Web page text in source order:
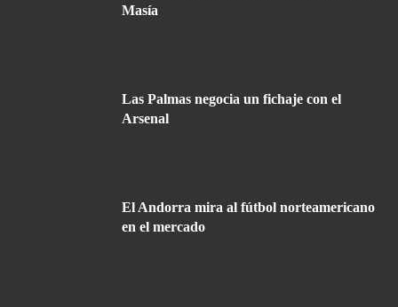
Masía
Las Palmas negocia un fichaje con el
Arsenal
El Andorra mira al fútbol norteamericano
en el mercado